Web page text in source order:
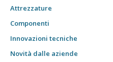
Attrezzature
Componenti
Innovazioni tecniche
Novità dalle aziende